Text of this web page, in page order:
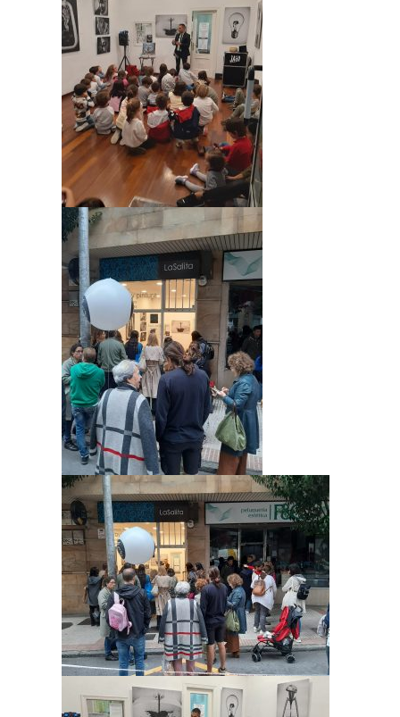
mejorar la
funcionalidad
y estructura
de la web, en
base a cómo
se usa la
web.
Experiencia
Para que
nuestra web
funcione lo
mejor posible
durante tu
visita. Si
rechaza estas
cookies,
algunas
funcionalidades
desaparecerán
de la web.